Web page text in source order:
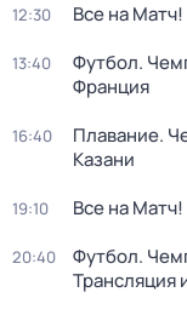
12:30 Все на Матч!
13:40
Футбол.
Франция
16:40
Плавание.
Казани
19:10 Все на Матч!
20:40
Футбол.
Трансляция